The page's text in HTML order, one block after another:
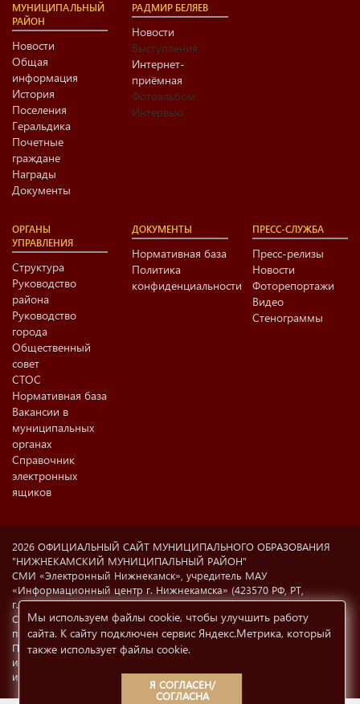
МУНИЦИПАЛЬНЫЙ
РАЙОН
Новости
Общая
информация
История
Поселения
Геральдика
Почетные
граждане
Награды
Документы
РАДМИР БЕЛЯЕВ
Новости
Выступления
Интернет-
приёмная
Фотоальбом
Интервью
ОРГАНЫ
УПРАВЛЕНИЯ
Структура
Руководство
района
Руководство
города
Общественный
совет
СТОС
Нормативная база
Вакансии в
муниципальных
органах
Справочник
электронных
ящиков
ДОКУМЕНТЫ
Нормативная база
Политика
конфиденциальности
ПРЕСС-СЛУЖБА
Пресс-релизы
Новости
Фоторепортажи
Видео
Стенограммы
2026 ОФИЦИАЛЬНЫЙ САЙТ МУНИЦИПАЛЬНОГО ОБРАЗОВАНИЯ
"НИЖНЕКАМСКИЙ МУНИЦИПАЛЬНЫЙ РАЙОН"
СМИ «Электронный Нижнекамск», учредитель МАУ
«Информационный центр г. Нижнекамска» (423570 РФ, РТ,
г.Нижнекамск, ул. Ахтубинская, 6а). Свидетельство о регистрации
СМИ Эл №77-8606 от 12.02.2004, Министерство РФ по делам
печати, телерадиовещания и СМК.
При использовании материалов с сайта
источник информации обязательна.
информации
Мы используем файлы cookie, чтобы улучшить работу
сайта. К сайту подключен сервис Яндекс.Метрика, который
также использует файлы cookie.
Я СОГЛАСЕН/
СОГЛАСНА